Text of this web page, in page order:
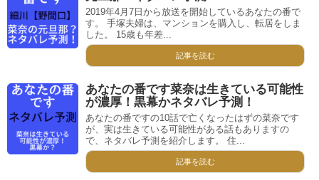
2019年4月7日から放送を開始しているあなたの番で
す。 手塚夫婦は、マンションを購入し、転居をしま
した。 15歳も年差...
記事を読む
あなたの番です菜奈は生きている可能性
が濃厚！黒幕かネタバレ予測！
あなたの番ですの10話で亡くなったはずの菜奈です
が、実は生きている可能性がある話もありますの
で、ネタバレ予測を紹介します。 住...
記事を読む